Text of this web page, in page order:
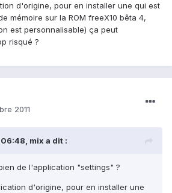
d'origine, pour en installer une qui est
mémoire sur la ROM freeX10 bêta 4,
est personnalisable) ça peut
risqué ?
2011
mix a dit :
de l'application "settings" ?
d'origine, pour en installer une